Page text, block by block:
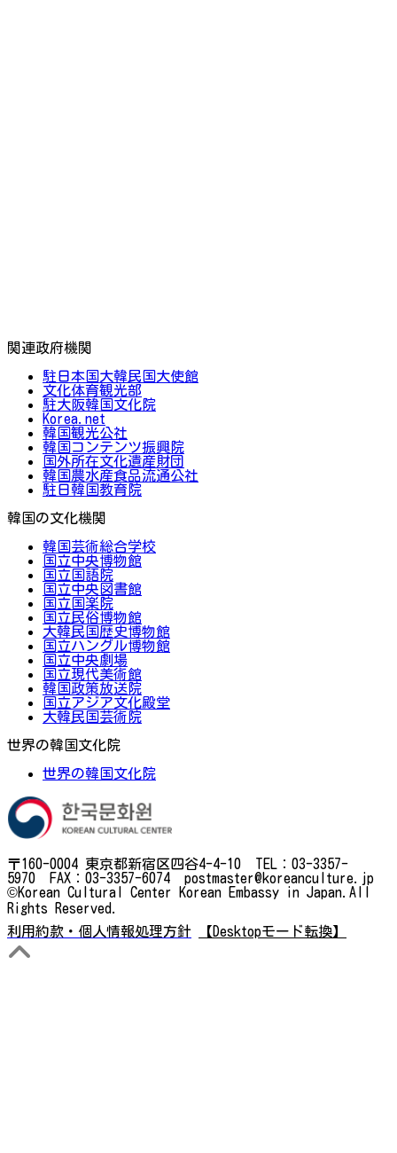
関連政府機関
駐日本国大韓民国大使館
文化体育観光部
駐大阪韓国文化院
Korea.net
韓国観光公社
韓国コンテンツ振興院
国外所在文化遺産財団
韓国農水産食品流通公社
駐日韓国教育院
韓国の文化機関
韓国芸術総合学校
国立中央博物館
国立国語院
国立中央図書館
国立国楽院
国立民俗博物館
大韓民国歴史博物館
国立ハングル博物館
国立中央劇場
国立現代美術館
韓国政策放送院
国立アジア文化殿堂
大韓民国芸術院
世界の韓国文化院
世界の韓国文化院
〒160-0004 東京都新宿区四谷4-4-10 TEL：03-3357-
5970 FAX：03-3357-6074 postmaster@koreanculture.jp
©Korean Cultural Center Korean Embassy in Japan.All
Rights Reserved.
利用約款・個人情報処理方針
【Desktopモード転換】